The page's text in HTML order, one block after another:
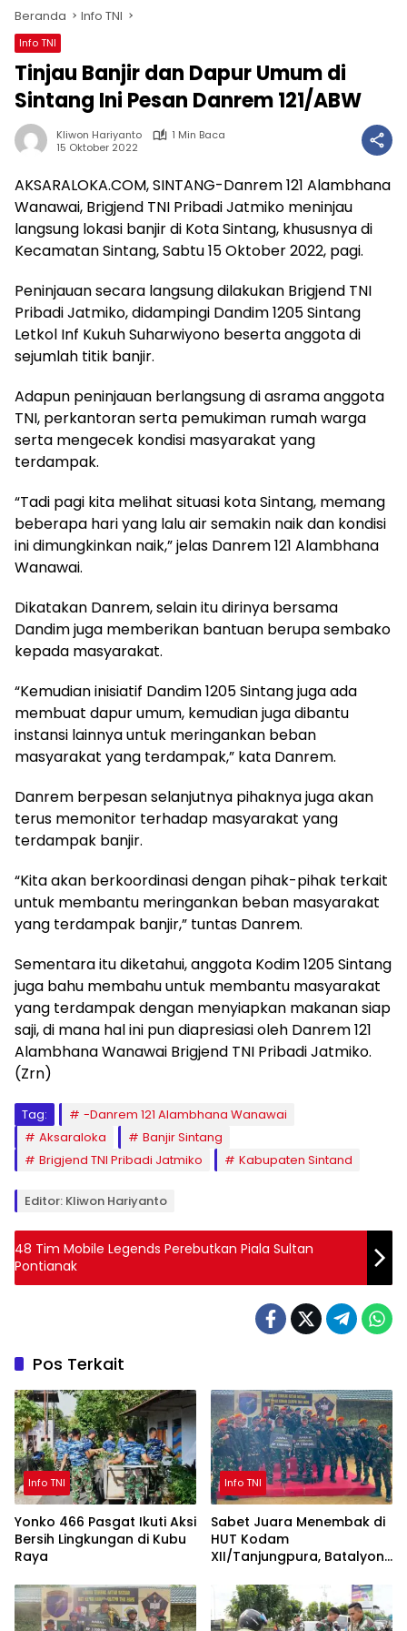
Beranda Info TNI
Info TNI
Tinjau Banjir dan Dapur Umum di
Sintang Ini Pesan Danrem 121/ABW
Kliwon Hariyanto
1 Min Baca
15 Oktober 2022
AKSARALOKA.COM, SINTANG-Danrem 121 Alambhana
Wanawai, Brigjend TNI Pribadi Jatmiko meninjau
langsung lokasi banjir di Kota Sintang, khususnya di
Kecamatan Sintang, Sabtu 15 Oktober 2022, pagi.
Peninjauan secara langsung dilakukan Brigjend TNI
Pribadi Jatmiko, didampingi Dandim 1205 Sintang
Letkol Inf Kukuh Suharwiyono beserta anggota di
sejumlah titik banjir.
Adapun peninjauan berlangsung di asrama anggota
TNI, perkantoran serta pemukiman rumah warga
serta mengecek kondisi masyarakat yang
terdampak.
“Tadi pagi kita melihat situasi kota Sintang, memang
beberapa hari yang lalu air semakin naik dan kondisi
ini dimungkinkan naik,” jelas Danrem 121 Alambhana
Wanawai.
Dikatakan Danrem, selain itu dirinya bersama
Dandim juga memberikan bantuan berupa sembako
kepada masyarakat.
“Kemudian inisiatif Dandim 1205 Sintang juga ada
membuat dapur umum, kemudian juga dibantu
instansi lainnya untuk meringankan beban
masyarakat yang terdampak,” kata Danrem.
Danrem berpesan selanjutnya pihaknya juga akan
terus memonitor terhadap masyarakat yang
terdampak banjir.
“Kita akan berkoordinasi dengan pihak-pihak terkait
untuk membantu meringankan beban masyarakat
yang terdampak banjir,” tuntas Danrem.
Sementara itu diketahui, anggota Kodim 1205 Sintang
juga bahu membahu untuk membantu masyarakat
yang terdampak dengan menyiapkan makanan siap
saji, di mana hal ini pun diapresiasi oleh Danrem 121
Alambhana Wanawai Brigjend TNI Pribadi Jatmiko.
(Zrn)
Tag:
-Danrem 121 Alambhana Wanawai
Aksaraloka
Banjir Sintang
Brigjend TNI Pribadi Jatmiko
Kabupaten Sintand
Editor: Kliwon Hariyanto
48 Tim Mobile Legends Perebutkan Piala Sultan
Pontianak
Pos Terkait
Info TNI
Yonko 466 Pasgat Ikuti Aksi
Bersih Lingkungan di Kubu
Raya
Info TNI
Sabet Juara Menembak di
HUT Kodam
XII/Tanjungpura, Batalyon
Prestasi Gemilang